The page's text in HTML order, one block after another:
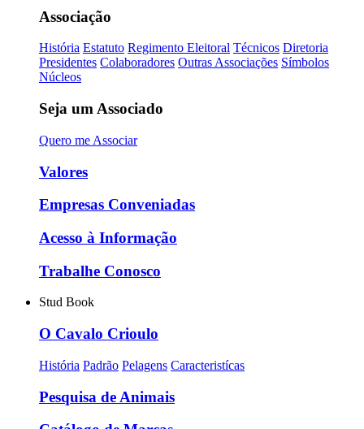
Associação
História Estatuto Regimento Eleitoral Técnicos Diretoria
Presidentes Colaboradores Outras Associações Símbolos
Núcleos
Seja um Associado
Quero me Associar
Valores
Empresas Conveniadas
Acesso à Informação
Trabalhe Conosco
Stud Book
O Cavalo Crioulo
História Padrão Pelagens Caracteristícas
Pesquisa de Animais